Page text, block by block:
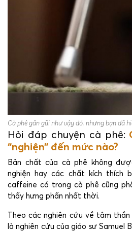
Cà phê gần gũi như vậy đó, nhưng bạn đã
Hỏi đáp chuyện cà phê:
“nghiện” đến mức nào?
Bản chất của cà phê không
nghiện hay các chất kích thích
caffeine có trong cà phê cũng
thấy hưng phấn nhất thời.
Theo các nghiên cứu về tâm
là nghiên cứu của giáo sư Samuel